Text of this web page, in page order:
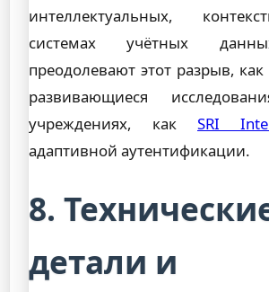
интеллектуальных,
системах учётных
преодолевают этот разрыв,
развивающиеся
учреждениях, как SRI
адаптивной аутентификации.
8.
детали и